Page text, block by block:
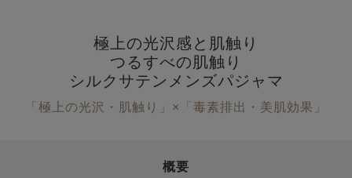
極上の光沢感と肌触り
つるすべの肌触り
シルクサテンメンズパジャマ
「極上の光沢・肌触り」×「毒素排出・美肌効果」
概要